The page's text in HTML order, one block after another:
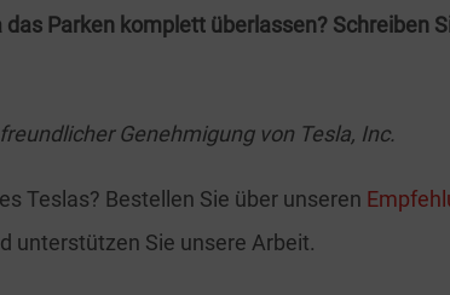
das Parken komplett überlassen? Schreiben
Genehmigung von Tesla, Inc.
Teslas? Bestellen Sie über unseren
unterstützen Sie unsere Arbeit.